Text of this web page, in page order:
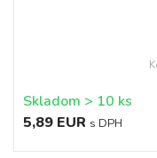
Skladom > 10 ks
5,89 EUR s DPH